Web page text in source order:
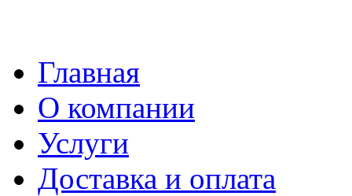
Главная
О компании
Услуги
Доставка и оплата